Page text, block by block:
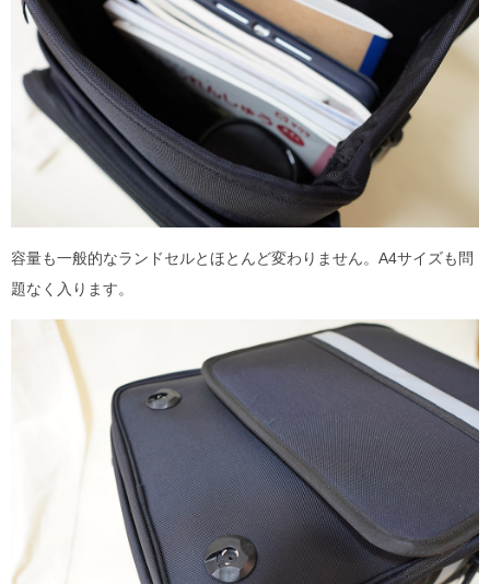
容量も一般的なランドセルとほとんど変わりません。A4サイズも問
題なく入ります。